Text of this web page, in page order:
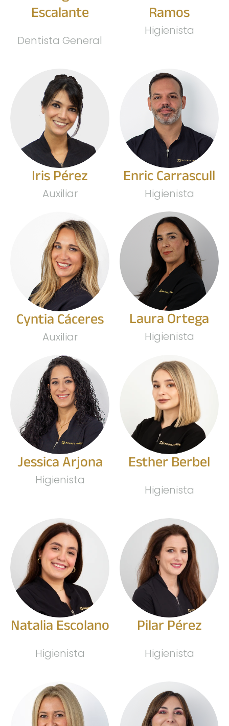
Escalante
Dentista General
Ramos
Higienista
Iris Pérez
Auxiliar
Enric Carrascull
Higienista
Cyntia Cáceres
Auxiliar
Laura Ortega
Higienista
Jessica Arjona
Higienista
Esther Berbel
Higienista
Natalia Escolano
Higienista
Pilar Pérez
Higienista